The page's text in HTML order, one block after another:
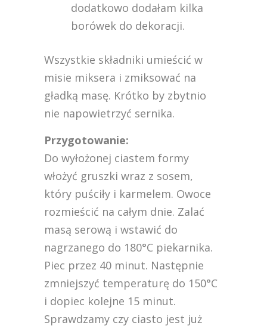
dodatkowo dodałam kilka
borówek do dekoracji.
Wszystkie składniki umieścić w
misie miksera i zmiksować na
gładką masę. Krótko by zbytnio
nie napowietrzyć sernika.
Przygotowanie:
Do wyłożonej ciastem formy
włożyć gruszki wraz z sosem,
który puściły i karmelem. Owoce
rozmieścić na całym dnie. Zalać
masą serową i wstawić do
nagrzanego do 180°C piekarnika.
Piec przez 40 minut. Następnie
zmniejszyć temperaturę do 150°C
i dopiec kolejne 15 minut.
Sprawdzamy czy ciasto jest już